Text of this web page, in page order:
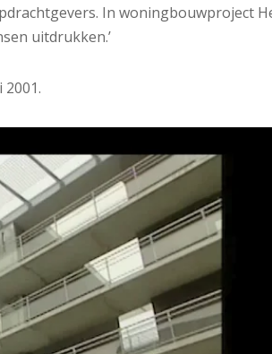
In woningbouwproject
uitdrukken.’